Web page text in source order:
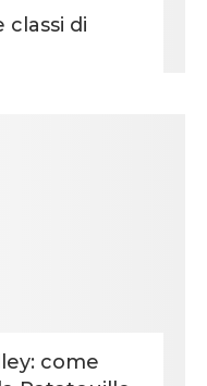
classi di
come